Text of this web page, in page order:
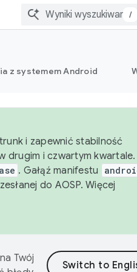
/
z systemem Android
i zapewnić stabilność
drugim i czwartym
. Gałąź manifestu
do AOSP. Więcej
Twój